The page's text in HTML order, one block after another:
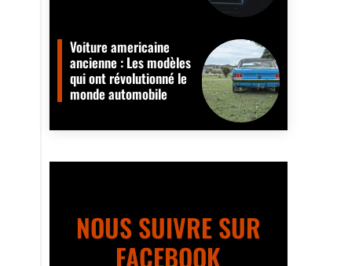
Voiture americaine
ancienne : Les modèles
qui ont révolutionné le
monde automobile
NOUS SUIVRE SUR
FACEBOOK